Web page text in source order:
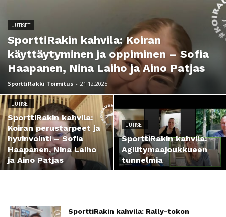
UUTISET
SporttiRakin kahvila: Koiran
käyttäytyminen ja oppiminen – Sofia
Haapanen, Nina Laiho ja Aino Patjas
SporttiRakki Toimitus - 21.12.2025
UUTISET
SporttiRakin kahvila:
Koiran perustarpeet ja
hyvinvointi – Sofia
Haapanen, Nina Laiho
ja Aino Patjas
UUTISET
SporttiRakin kahvila:
Agilitymaajoukkueen
tunnelmia
SporttiRakin kahvila: Rally-tokon